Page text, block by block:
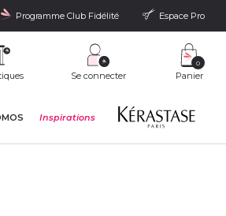
Programme Club Fidélité Espace Pro
Se connecter Panier
0
Inspirations